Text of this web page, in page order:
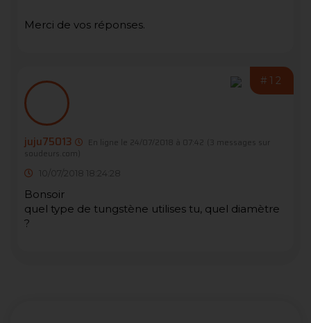
Merci de vos réponses.
#12
juju75013 En ligne le 24/07/2018 à 07:42
(3 messages sur
soudeurs.com)
10/07/2018 18:24:28
Bonsoir
quel type de tungstène utilises tu, quel diamètre
?